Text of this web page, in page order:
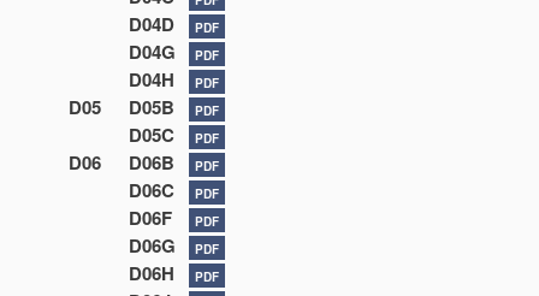
D04D PDF
D04G PDF
D04H PDF
D05 D05B PDF
D05C PDF
D06 D06B PDF
D06C PDF
D06F PDF
D06G PDF
D06H PDF